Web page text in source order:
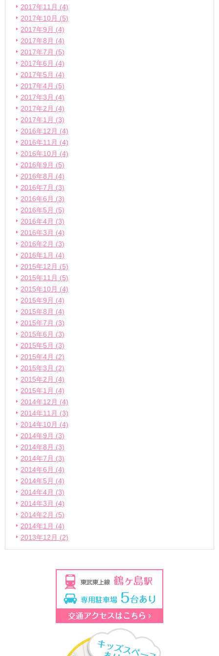
2017年11月 (4)
2017年10月 (5)
2017年9月 (4)
2017年8月 (4)
2017年7月 (5)
2017年6月 (4)
2017年5月 (4)
2017年4月 (5)
2017年3月 (4)
2017年2月 (4)
2017年1月 (3)
2016年12月 (4)
2016年11月 (4)
2016年10月 (4)
2016年9月 (5)
2016年8月 (4)
2016年7月 (3)
2016年6月 (3)
2016年5月 (5)
2016年4月 (3)
2016年3月 (4)
2016年2月 (3)
2016年1月 (4)
2015年12月 (5)
2015年11月 (5)
2015年10月 (4)
2015年9月 (4)
2015年8月 (4)
2015年7月 (3)
2015年6月 (3)
2015年5月 (3)
2015年4月 (2)
2015年3月 (2)
2015年2月 (4)
2015年1月 (4)
2014年12月 (4)
2014年11月 (3)
2014年10月 (4)
2014年9月 (3)
2014年8月 (3)
2014年7月 (3)
2014年6月 (4)
2014年5月 (4)
2014年4月 (3)
2014年3月 (4)
2014年2月 (5)
2014年1月 (4)
2013年12月 (2)